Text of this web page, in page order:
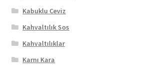
Kabuklu Ceviz
Kahvaltılık Sos
Kahvaltılıklar
Karnı Kara